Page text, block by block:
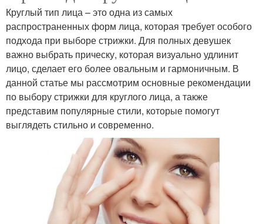
Круглый тип лица – это одна из самых
распространенных форм лица, которая требует особого
подхода при выборе стрижки. Для полных девушек
важно выбрать прическу, которая визуально удлинит
лицо, сделает его более овальным и гармоничным. В
данной статье мы рассмотрим основные рекомендации
по выбору стрижки для круглого лица, а также
представим популярные стили, которые помогут
выглядеть стильно и современно.